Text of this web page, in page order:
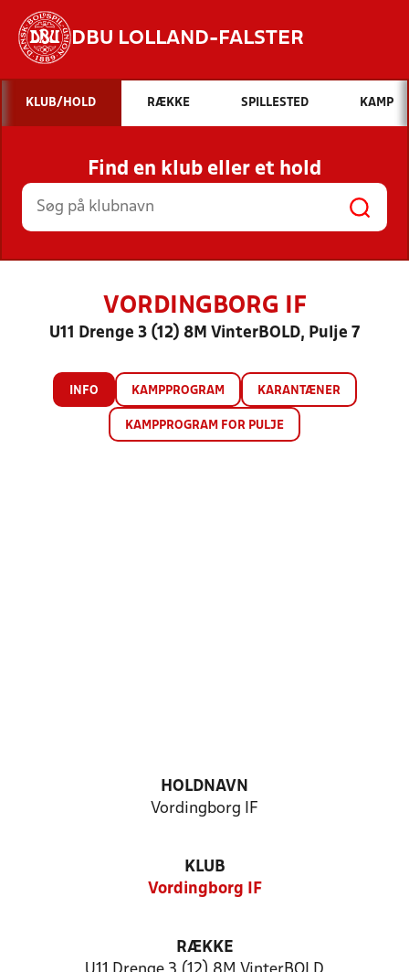
DBU LOLLAND-FALSTER
Hvad vil du søge efter?
INDHOLD OG NYHEDER
STILLINGER, RESULTATER, KLUBBER OG
HOLD
KLUB/HOLD RÆKKE SPILLESTED KAMP
Find en klub eller et hold
VORDINGBORG IF
U11 Drenge 3 (12) 8M VinterBOLD, Pulje 7
INFO KAMPPROGRAM KARANTÆNER
KAMPPROGRAM FOR PULJE
HOLDNAVN
Vordingborg IF
KLUB
Vordingborg IF
RÆKKE